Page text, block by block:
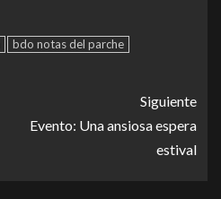
bdo notas del parche
Siguiente
Evento: Una ansiosa espera
estival